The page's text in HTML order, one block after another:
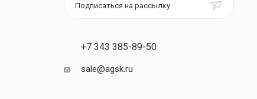
Подписаться на рассылку
+7 343 385-89-50
sale@agsk.ru